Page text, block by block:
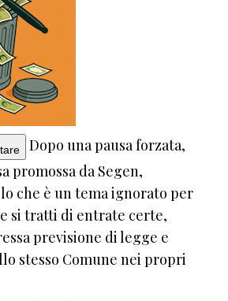
Dopo una pausa forzata,
promossa da Segen,
che è un tema ignorato per
si tratti di entrate certe,
previsione di legge e
stesso Comune nei propri